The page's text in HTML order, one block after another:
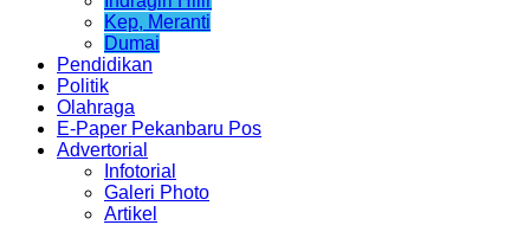
Kep, Meranti
Dumai
Pendidikan
Politik
Olahraga
E-Paper Pekanbaru Pos
Advertorial
Infotorial
Galeri Photo
Artikel